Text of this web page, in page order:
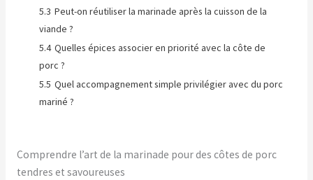
5.3 Peut-on réutiliser la marinade après la cuisson de la
viande ?
5.4 Quelles épices associer en priorité avec la côte de
porc ?
5.5 Quel accompagnement simple privilégier avec du porc
mariné ?
Comprendre l’art de la marinade pour des côtes de porc
tendres et savoureuses